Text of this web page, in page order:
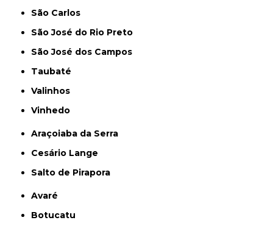
São Carlos
São José do Rio Preto
São José dos Campos
Taubaté
Valinhos
Vinhedo
Araçoiaba da Serra
Cesário Lange
Salto de Pirapora
Avaré
Botucatu